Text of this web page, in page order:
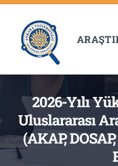
HAKKIMIZDA
ARAŞTIRMA
YAYIN
2026-Yılı
Uluslararası
(AKAP,